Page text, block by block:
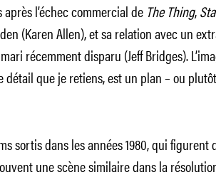
l’échec commercial de The Thing,
(Karen Allen), et sa relation avec un
récemment disparu (Jeff Bridges).
que je retiens, est un plan – ou
sortis dans les années 1980, qui figurent
une scène similaire dans la